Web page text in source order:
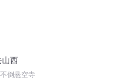
山西
倒悬空寺